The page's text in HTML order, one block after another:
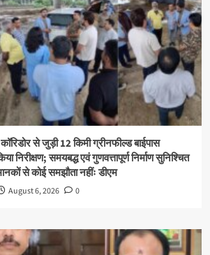
से जुड़ी 12 किमी ग्रीनफील्ड बाईपास
निरीक्षण; समयबद्ध एवं गुणवत्तापूर्ण निर्माण सुनिश्चित
से कोई समझौता नहींः डीएम
August 6, 2026 0